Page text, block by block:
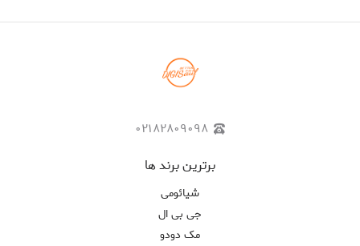
۰۲۱۸۲۸۰۹۰۹۸
برترین برند ها
شیائومی
جی بی ال
مک دودو